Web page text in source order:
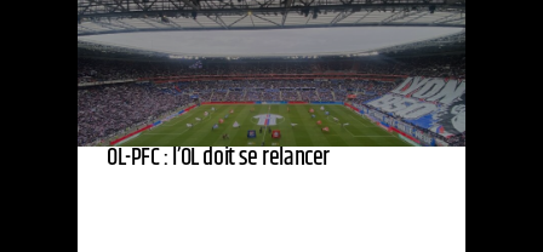
OL-PFC : l’OL doit se relancer